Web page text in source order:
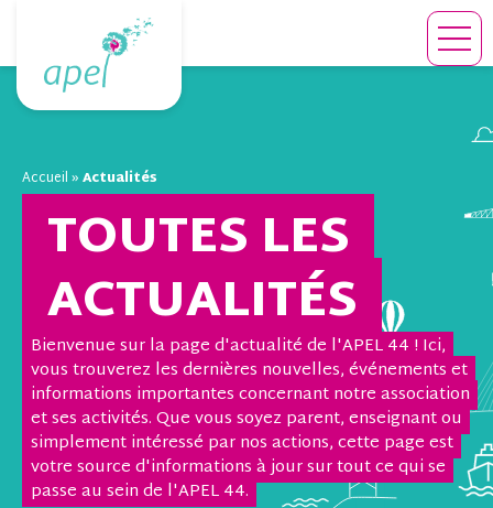
content
Accueil»Actualités
TOUTES LES
ACTUALITÉS
Bienvenue sur la page d'actualité de l'APEL 44 ! Ici,
vous trouverez les dernières nouvelles, événements et
informations importantes concernant notre association
et ses activités. Que vous soyez parent, enseignant ou
simplement intéressé par nos actions, cette page est
votre source d'informations à jour sur tout ce qui se
passe au sein de l'APEL 44.